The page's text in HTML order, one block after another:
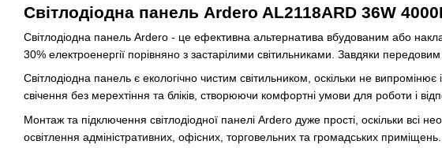
Світлодіодна панель Ardero AL2118ARD 36W
Світлодіодна панель Ardero - це ефективна альтернатива вбудованим або
30% електроенергії порівняно з застарілими світильниками. Завдяки
Світлодіодна панель є екологічно чистим світильником, оскільки не
свічення без мерехтіння та бліків, створюючи комфортні умови для роботи і
Монтаж та підключення світлодіодної панелі Ardero дуже прості, оскільки всі
освітлення адміністративних, офісних, торговельних та громадських приміщень.